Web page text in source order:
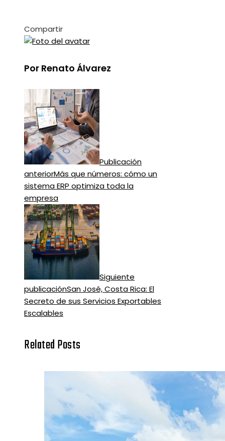
Compartir
Facebook
Twitter
LinkedIn
Pinterest
Stumbleupon
Email
Por Renato Álvarez
Publicación
anteriorMás que números: cómo un
sistema ERP optimiza toda la
empresa
Siguiente
publicaciónSan José, Costa Rica: El
Secreto de sus Servicios Exportables
Escalables
Related Posts